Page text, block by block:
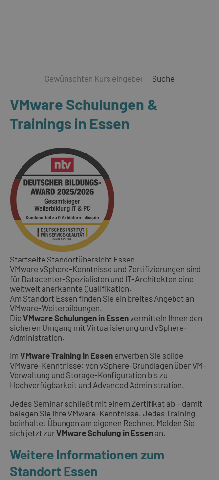
Suche
VMware Schulungen &
Trainings in Essen
Startseite Standortübersicht Essen
VMware vSphere-Kenntnisse und Zertifizierungen sind
für Datacenter-Spezialisten und IT-Architekten eine
weltweit anerkannte Qualifikation.
Am Standort Essen finden Sie ein breites Angebot an
VMware-Weiterbildungen.
Die VMware Schulungen in Essenvermitteln Ihnen den
sicheren Umgang mit Virtualisierung und vSphere-
Administration.
Im VMware Training in Essen erwerben Sie solide
VMware-Kenntnisse: von vSphere-Grundlagen über VM-
Verwaltung und Storage-Konfiguration bis zu
Hochverfügbarkeit und Advanced Administration.
Jedes Seminar schließt mit einem Zertifikat ab – damit
belegen Sie Ihre VMware-Kenntnisse. Jedes Training
beinhaltet Übungen am eigenen Rechner. Melden Sie
sich jetzt zurVMware Schulung in Essen an.
Weitere Informationen zum
Standort Essen